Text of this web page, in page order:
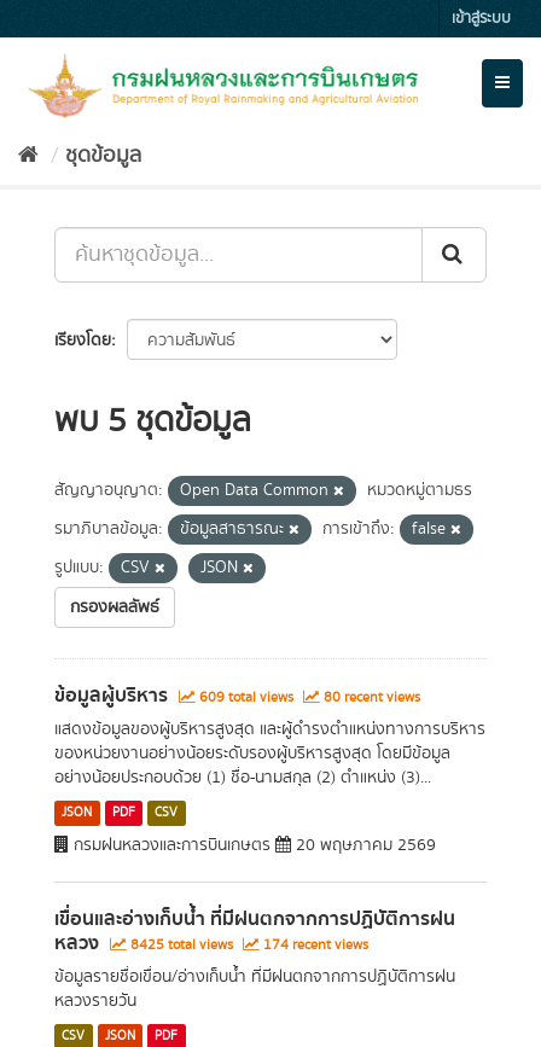
to
เข้าสู่ระบบ
ชุดข้อมูล
เรียงโดย
พบ 5 ชุดข้อมูล
สัญญาอนุญาต: Open Data Common
หมวดหมู่ตามธร
รมาภิบาลข้อมูล:
ข้อมูลสาธารณะ การเข้าถึง:
false
รูปแบบ:
CSV
JSON
กรองผลลัพธ์
ข้อมูลผู้บริหาร 609 total views 80 recent views
แสดงข้อมูลของผู้บริหารสูงสุด และผู้ดำรงตำแหน่งทางการบริหาร
ของหน่วยงานอย่างน้อยระดับรองผู้บริหารสูงสุด โดยมีข้อมูล
อย่างน้อยประกอบด้วย (1) ชื่อ-นามสกุล (2) ตำแหน่ง (3)...
JSON PDF CSV
กรมฝนหลวงและการบินเกษตร 20 พฤษภาคม 2569
เขื่อนและอ่างเก็บน้ำ ที่มีฝนตกจากการปฏิบัติการฝน
หลวง 8425 total views 174 recent views
ข้อมูลรายชื่อเขื่อน/อ่างเก็บน้ำ ที่มีฝนตกจากการปฏิบัติการฝน
หลวงรายวัน
CSV JSON PDF